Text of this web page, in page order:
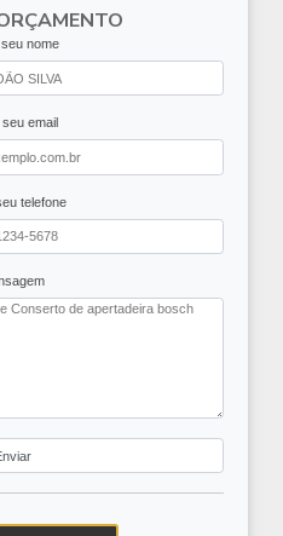
seu nome
seu email
telefone